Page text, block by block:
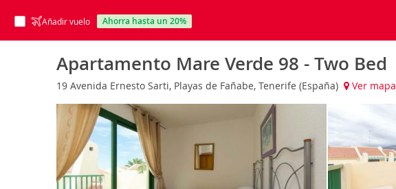
Añadir vuelo ahorra hasta un 20%
Apartamento Mare Verde 98 - Two Bed
19 Avenida Ernesto Sarti, Playas de Fañabe, Tenerife (España) Ver mapa